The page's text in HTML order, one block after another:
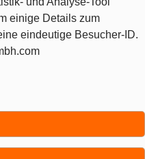
einige Details zum
eindeutige Besucher-ID.